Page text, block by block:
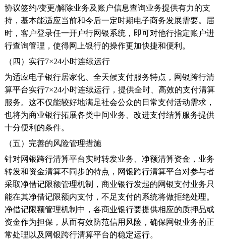
协议签约/变更/解除业务及账户信息查询业务提供有力的支
持，基本能适应当前和今后一定时期电子商务发展需要。届
时，客户登录任一开户行网银系统，即可对他行指定账户进
行查询管理，使得网上银行的操作更加快捷和便利。
（四）实行7×24小时连续运行
为适应电子银行居家化、全天候支付服务特点，网银跨行清
算平台实行7×24小时连续运行，提供全时、高效的支付清算
服务。这不仅能较好地满足社会公众的日常支付活动需求，
也将为商业银行拓展各类中间业务、改进支付结算服务提供
十分便利的条件。
（五）完善的风险管理措施
针对网银跨行清算平台实时转发业务、净额清算资金，业务
转发和资金清算不同步的特点，网银跨行清算平台对参与者
采取净借记限额管理机制，商业银行发起的网银支付业务只
能在其净借记限额内支付，不足支付的系统将做拒绝处理。
净借记限额管理机制中，各商业银行要提供相应的质押品或
资金作为担保，从而有效防范信用风险，确保网银业务的正
常处理以及网银跨行清算平台的稳定运行。